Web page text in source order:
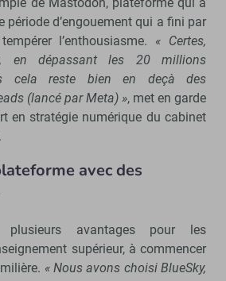
période d’engouement qui a fini par
l’enthousiasme. « Certes,
en dépassant les 20 millions
cela reste bien en deçà des
(lancé par Meta) », met en garde
en stratégie numérique du cabinet
avec des
plusieurs avantages pour les
supérieur, à commencer
« Nous avons choisi BlueSky,